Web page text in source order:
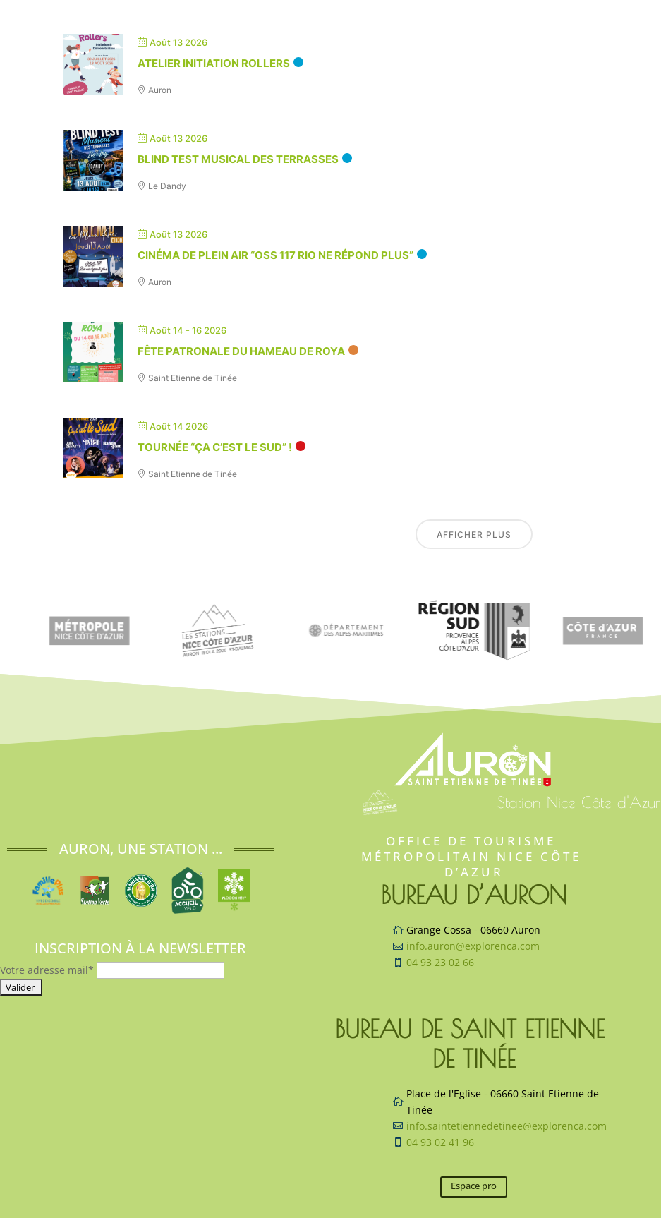
Août 13 2026
ATELIER INITIATION ROLLERS
Auron
Août 13 2026
BLIND TEST MUSICAL DES TERRASSES
Le Dandy
Août 13 2026
CINÉMA DE PLEIN AIR “OSS 117 RIO NE RÉPOND PLUS”
Auron
Août 14 - 16 2026
FÊTE PATRONALE DU HAMEAU DE ROYA
Saint Etienne de Tinée
Août 14 2026
TOURNÉE “ÇA C’EST LE SUD” !
Saint Etienne de Tinée
AFFICHER PLUS
Station Nice Côte d'Azur
AURON, UNE STATION ...
INSCRIPTION À LA NEWSLETTER
Votre adresse mail*
OFFICE DE TOURISME
MÉTROPOLITAIN NICE CÔTE
D’AZUR
BUREAU D’AURON
 Grange Cossa - 06660 Auron
 info.auron@explorenca.com
 04 93 23 02 66
BUREAU DE SAINT ETIENNE
DE TINÉE

Place de l'Eglise - 06660 Saint Etienne de
Tinée
 info.saintetiennedetinee@explorenca.com
 04 93 02 41 96
Espace pro